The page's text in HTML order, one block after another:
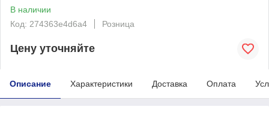
В наличии
Код: 274363e4d6a4
Розница
Цену уточняйте
Описание Характеристики Доставка Оплата